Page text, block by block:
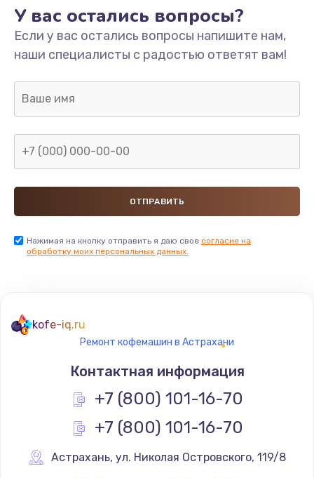
2000 руб.
Заказать
Ремонт разъема SIM-карты
Заказать
Устранение ошибок
2000 руб.
Замена таймера
Заказать
У вас остались вопросы?
Если у вас остались вопросы напишите нам,
наши специалисты с радостью ответят вам!
Нажимая на кнопку отправить я даю свое согласие на
обработку моих персональных данных.
kofe-iq.ru
Ремонт кофемашин в Астрахани
Контактная информация
+7 (800) 101-16-70
+7 (800) 101-16-70
Астрахань, ул. Николая Островского, 119/8